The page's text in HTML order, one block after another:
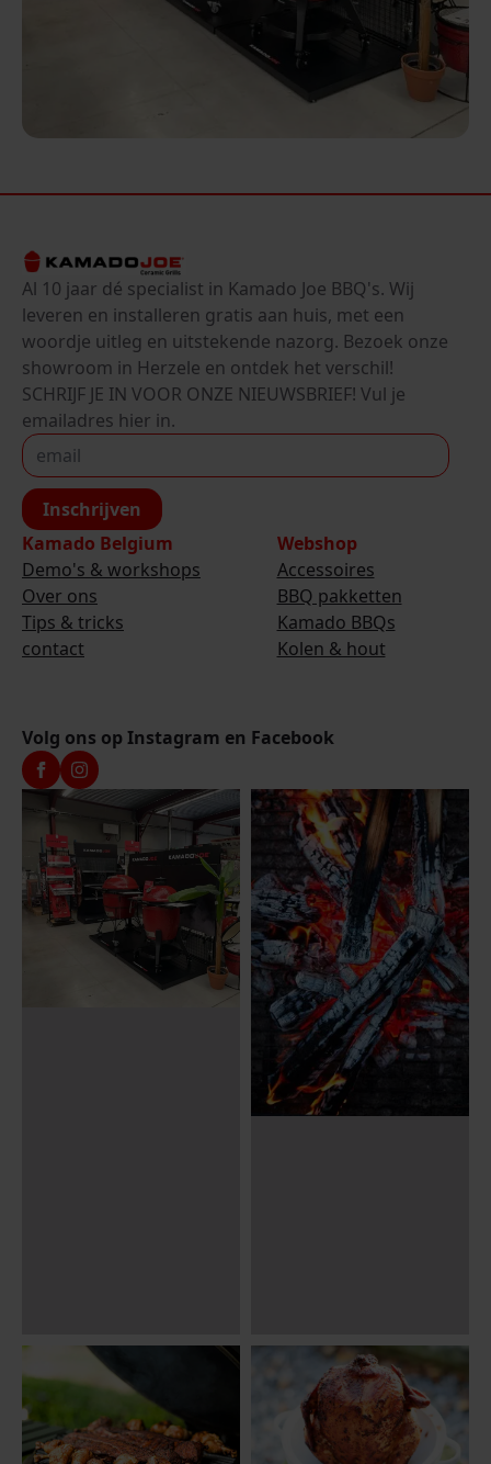
Al 10 jaar dé specialist in Kamado Joe BBQ's. Wij
leveren en installeren gratis aan huis, met een
woordje uitleg en uitstekende nazorg. Bezoek onze
showroom in Herzele en ontdek het verschil!
SCHRIJF JE IN VOOR ONZE NIEUWSBRIEF! Vul je
emailadres hier in.
Inschrijven
Kamado Belgium
Demo's & workshops
Over ons
Tips & tricks
contact
Webshop
Accessoires
BBQ pakketten
Kamado BBQs
Kolen & hout
Volg ons op Instagram en Facebook